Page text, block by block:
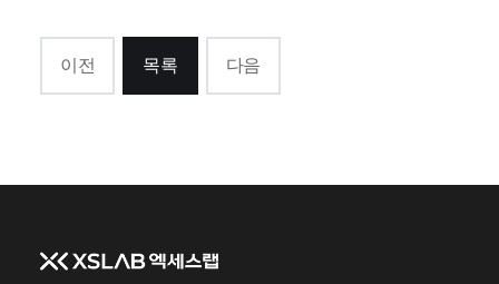
이전 목록 다음